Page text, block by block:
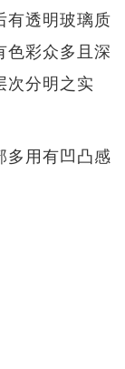
有透明玻璃质
色彩众多且深
次分明之实
多用有凹凸感